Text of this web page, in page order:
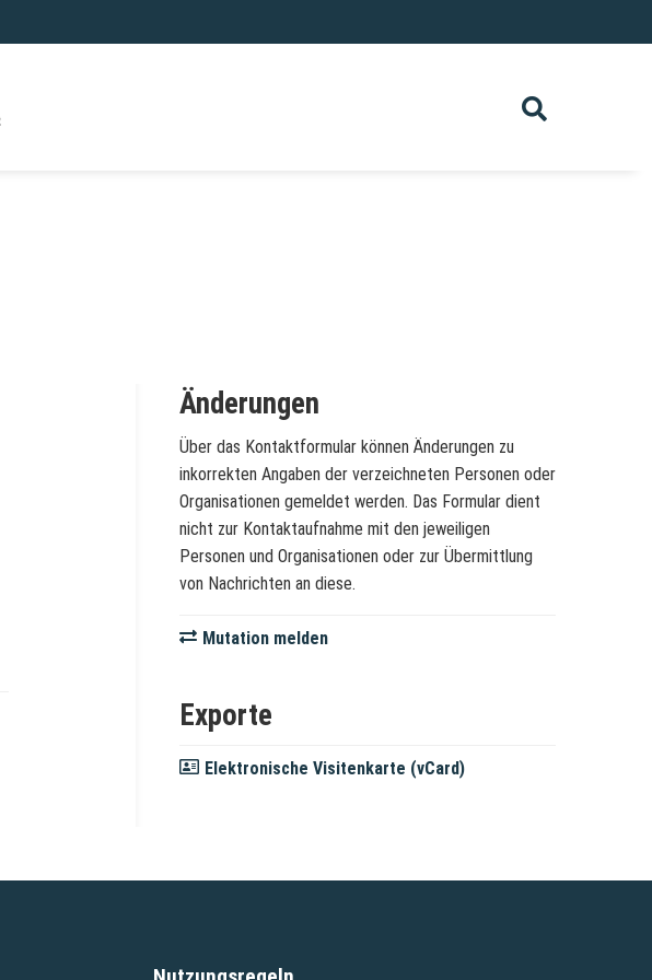
Änderungen
Über das Kontaktformular können Änderungen zu
inkorrekten Angaben der verzeichneten Personen oder
Organisationen gemeldet werden. Das Formular dient
nicht zur Kontaktaufnahme mit den jeweiligen
Personen und Organisationen oder zur Übermittlung
von Nachrichten an diese.
Mutation melden
Exporte
Elektronische Visitenkarte (vCard)